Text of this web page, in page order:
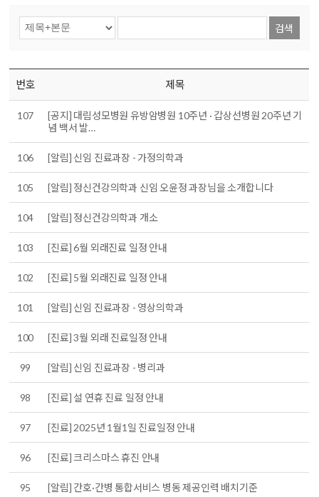
검색
번호 제목
107
[공지] 대림성모병원 유방암병원 10주년 · 갑상선병원 20주년 기
념 백서 발…
106 [알림] 신임 진료과장 - 가정의학과
105 [알림] 정신건강의학과 신임 오윤정 과장님을 소개합니다
104 [알림] 정신건강의학과 개소
103 [진료] 6월 외래진료 일정 안내
102 [진료] 5월 외래진료 일정 안내
101 [알림] 신임 진료과장 - 영상의학과
100 [진료] 3월 외래 진료일정 안내
99 [알림] 신임 진료과장 - 병리과
98 [진료] 설 연휴 진료 일정 안내
97 [진료] 2025년 1월1일 진료일정 안내
96 [진료] 크리스마스 휴진 안내
95 [알림] 간호·간병 통합서비스 병동 제공인력 배치기준